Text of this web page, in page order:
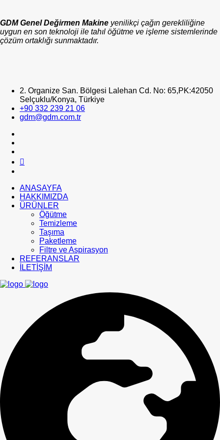
GDM Genel Değirmen Makine yenilikçi çağın gerekliliğine
uygun en son teknoloji ile tahıl öğütme ve işleme sistemlerinde
çözüm ortaklığı sunmaktadır.
2. Organize San. Bölgesi Lalehan Cd. No: 65,PK:42050
Selçuklu/Konya, Türkiye
+90 332 239 21 06
gdm@gdm.com.tr
ANASAYFA
HAKKIMIZDA
ÜRÜNLER
Öğütme
Temizleme
Taşıma
Paketleme
Filtre ve Aspirasyon
REFERANSLAR
İLETİŞİM